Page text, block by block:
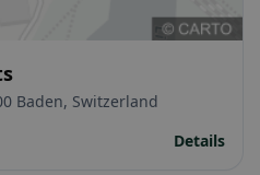
Baden, Switzerland
Details